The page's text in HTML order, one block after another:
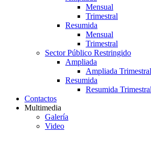
Mensual
Trimestral
Resumida
Mensual
Trimestral
Sector Público Restringido
Ampliada
Ampliada Trimestral
Resumida
Resumida Trimestral
Contactos
Multimedia
Galería
Video